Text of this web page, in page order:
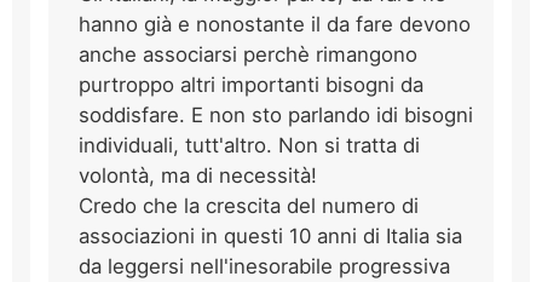
hanno già e nonostante il da fare devono
anche associarsi perchè rimangono
purtroppo altri importanti bisogni da
soddisfare. E non sto parlando idi bisogni
individuali, tutt'altro. Non si tratta di
volontà, ma di necessità!
Credo che la crescita del numero di
associazioni in questi 10 anni di Italia sia
da leggersi nell'inesorabile progressiva